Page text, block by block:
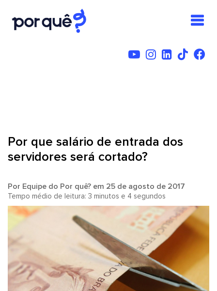
Por que salário de entrada dos
servidores será cortado?
Por Equipe do Por quê? em 25 de agosto de 2017
Tempo médio de leitura: 3 minutos e 4 segundos